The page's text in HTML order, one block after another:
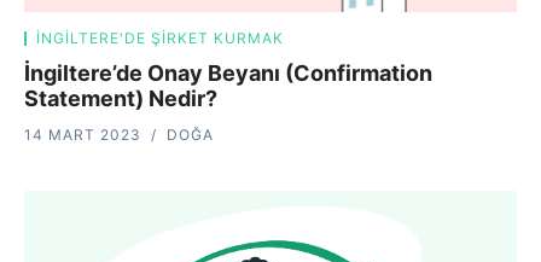
İNGILTERE'DE ŞIRKET KURMAK
İngiltere’de Onay Beyanı (Confirmation
Statement) Nedir?
14 MART 2023 DOĞA